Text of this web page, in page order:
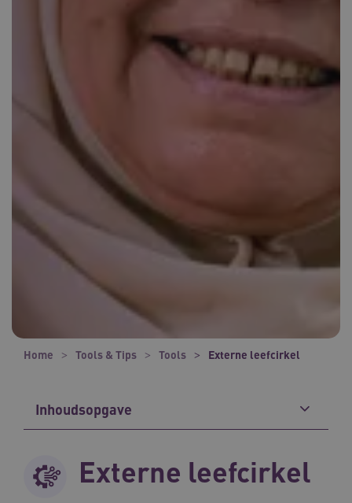
Home Tools & Tips Tools Externe leefcirkel
Inhoudsopgave
Externe leefcirkel